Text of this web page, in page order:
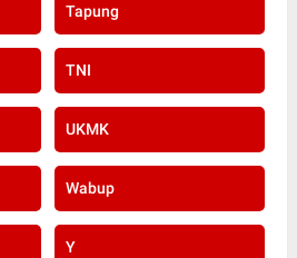
Tapung
TNI
UKMK
Wabup
Y